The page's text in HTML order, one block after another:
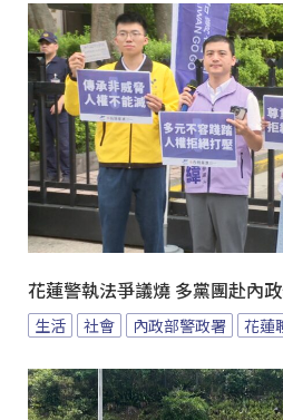
花蓮警執法爭議燒 多黨團赴內
生活 社會 內政部警政署 花蓮